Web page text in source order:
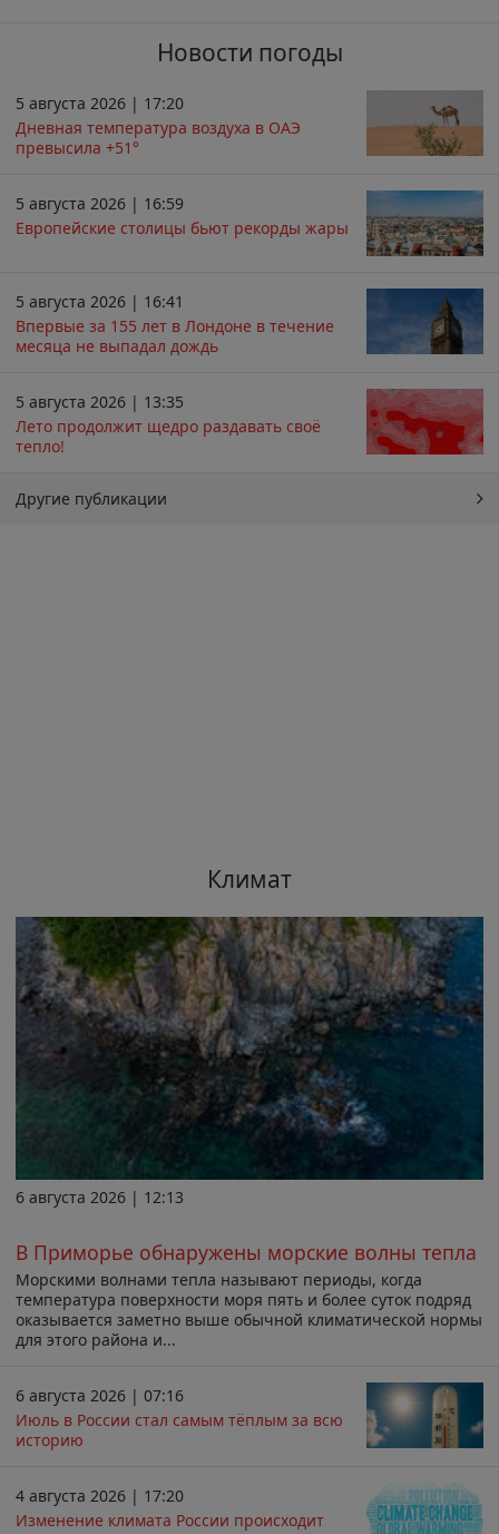
Новости погоды
5 августа 2026 | 17:20
Дневная температура воздуха в ОАЭ
превысила +51°
5 августа 2026 | 16:59
Европейские столицы бьют рекорды жары
5 августа 2026 | 16:41
Впервые за 155 лет в Лондоне в течение
месяца не выпадал дождь
5 августа 2026 | 13:35
Лето продолжит щедро раздавать своё
тепло!
Другие публикации
Климат
6 августа 2026 | 12:13
В Приморье обнаружены морские волны тепла
Морскими волнами тепла называют периоды, когда
температура поверхности моря пять и более суток подряд
оказывается заметно выше обычной климатической нормы
для этого района и...
6 августа 2026 | 07:16
Июль в России стал самым тёплым за всю
историю
4 августа 2026 | 17:20
Изменение климата России происходит